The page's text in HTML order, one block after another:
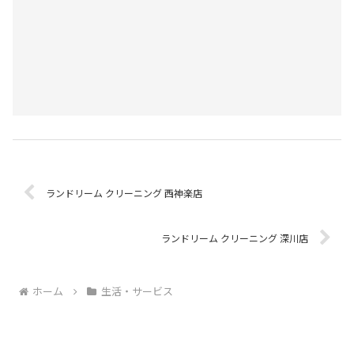
ランドリーム クリーニング 西神楽店
ランドリーム クリーニング 深川店
ホーム 生活・サービス